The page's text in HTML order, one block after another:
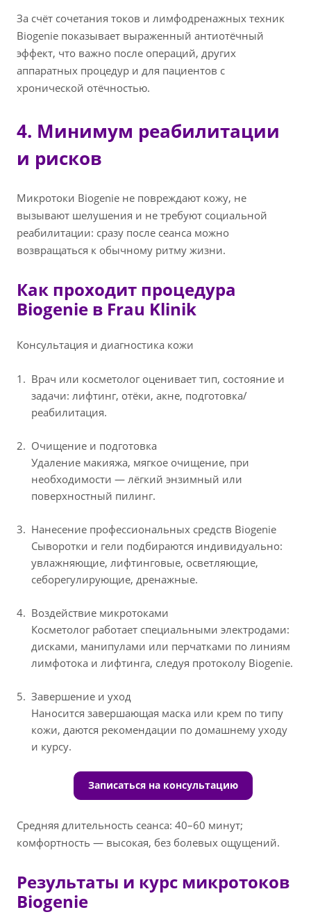
За счёт сочетания токов и лимфодренажных техник
Biogenie показывает выраженный антиотёчный
эффект, что важно после операций, других
аппаратных процедур и для пациентов с
хронической отёчностью.
4. Минимум реабилитации
и рисков
Микротоки Biogenie не повреждают кожу, не
вызывают шелушения и не требуют социальной
реабилитации: сразу после сеанса можно
возвращаться к обычному ритму жизни.
Как проходит процедура
Biogenie в Frau Klinik
Консультация и диагностика кожи
Врач или косметолог оценивает тип, состояние и
задачи: лифтинг, отёки, акне, подготовка/
реабилитация.
Очищение и подготовка
Удаление макияжа, мягкое очищение, при
необходимости — лёгкий энзимный или
поверхностный пилинг.
Нанесение профессиональных средств Biogenie
Сыворотки и гели подбираются индивидуально:
увлажняющие, лифтинговые, осветляющие,
себорегулирующие, дренажные.
Воздействие микротоками
Косметолог работает специальными электродами:
дисками, манипулами или перчатками по линиям
лимфотока и лифтинга, следуя протоколу Biogenie.
Завершение и уход
Наносится завершающая маска или крем по типу
кожи, даются рекомендации по домашнему уходу
и курсу.
Записаться на консультацию
Средняя длительность сеанса: 40–60 минут;
комфортность — высокая, без болевых ощущений.
Результаты и курс микротоков
Biogenie